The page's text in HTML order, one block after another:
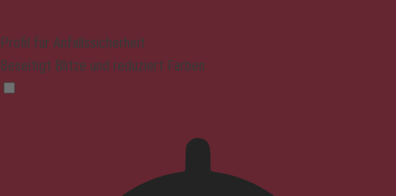
Profil für Anfallssicherheit
Beseitigt Blitze und reduziert Farben